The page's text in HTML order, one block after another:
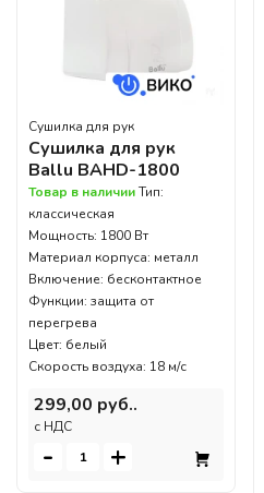
Сушилка для рук
Сушилка для рук
Ballu BAHD-1800
Товар в наличииТип:
классическая
Мощность: 1800 Вт
Материал корпуса: металл
Включение: бесконтактное
Функции: защита от
перегрева
Цвет: белый
Скорость воздуха: 18 м/с
299,00 руб..
c НДС
- +